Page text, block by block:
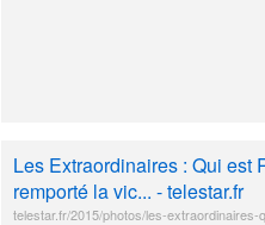
Les Extraordinaires : Qui est
remporté la vic... - telestar.fr
telestar.fr/2015/photos/les-extraordinaires-